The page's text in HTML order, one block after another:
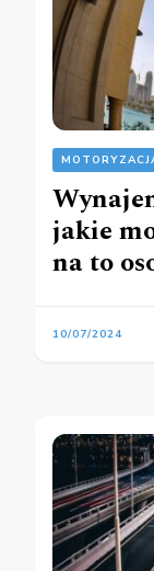
jakie
na to
10/07/2024